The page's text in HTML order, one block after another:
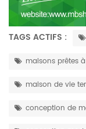
TAGS ACTIFS :
maisons prêtes
maison de vie
conception de